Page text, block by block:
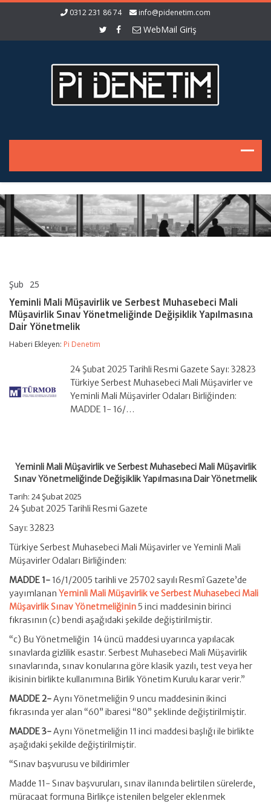
0312 231 86 74 info@pidenetim.com
WebMail Giriş
Şub 25
Müşavirlik
ve
Serbest
Mali
Yönetmeliğinde
Değişiklik
Yapılmasına
Yeminli Mali Müşavirlik ve Serbest Muhasebeci Mali
Müşavirlik Sınav Yönetmeliğinde Değişiklik Yapılmasına
Dair Yönetmelik
Haberi Ekleyen: Pi Denetim
24 Şubat 2025 Tarihli Resmi Gazete Sayı: 32823
Türkiye Serbest Muhasebeci Mali Müşavirler ve
Yeminli Mali Müşavirler Odaları Birliğinden:
MADDE 1- 16/…
Yeminli Mali Müşavirlik ve Serbest Muhasebeci Mali Müşavirlik
Sınav Yönetmeliğinde Değişiklik Yapılmasına Dair Yönetmelik
Tarih: 24 Şubat 2025
24 Şubat 2025 Tarihli Resmi Gazete
Sayı: 32823
Türkiye Serbest Muhasebeci Mali Müşavirler ve Yeminli Mali
Müşavirler Odaları Birliğinden:
MADDE 1- 16/1/2005 tarihli ve 25702 sayılı Resmî Gazete’de
yayımlanan Yeminli Mali Müşavirlik ve Serbest Muhasebeci Mali
Müşavirlik Sınav Yönetmeliğinin 5 inci maddesinin birinci
fıkrasının (c) bendi aşağıdaki şekilde değiştirilmiştir.
“c) Bu Yönetmeliğin 14 üncü maddesi uyarınca yapılacak
sınavlarda gizlilik esastır. Serbest Muhasebeci Mali Müşavirlik
sınavlarında, sınav konularına göre klasik yazılı, test veya her
ikisinin birlikte kullanımına Birlik Yönetim Kurulu karar verir.”
MADDE 2-Aynı Yönetmeliğin 9 uncu maddesinin ikinci
fıkrasında yer alan “60” ibaresi “80” şeklinde değiştirilmiştir.
MADDE 3-Aynı Yönetmeliğin 11 inci maddesi başlığı ile birlikte
aşağıdaki şekilde değiştirilmiştir.
“Sınav başvurusu ve bildirimler
Madde 11- Sınav başvuruları, sınav ilanında belirtilen sürelerde,
müracaat formuna Birlikçe istenilen belgeler eklenmek